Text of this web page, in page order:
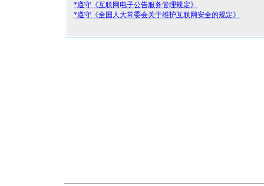
*遵守《互联网电子公告服务管理规定》
*遵守《全国人大常委会关于维护互联网安全的规定》